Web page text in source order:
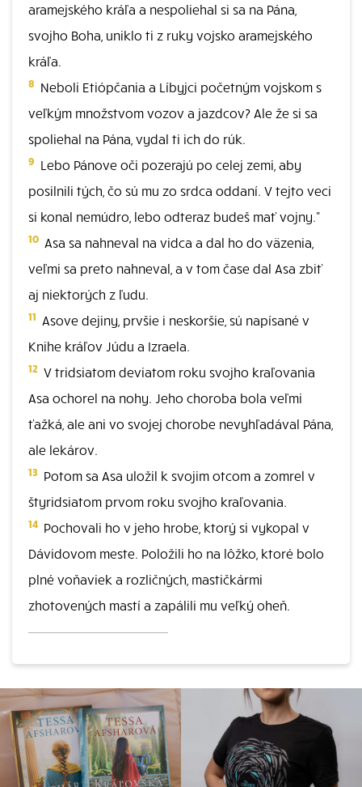
aramejského kráľa a nespoliehal si sa na Pána,
svojho Boha, uniklo ti z ruky vojsko aramejského
kráľa.
8 Neboli Etiópčania a Líbyjci početným vojskom s
veľkým množstvom vozov a jazdcov? Ale že si sa
spoliehal na Pána, vydal ti ich do rúk.
9 Lebo Pánove oči pozerajú po celej zemi, aby
posilnili tých, čo sú mu zo srdca oddaní. V tejto veci
si konal nemúdro, lebo odteraz budeš mať vojny."
10 Asa sa nahneval na vidca a dal ho do väzenia,
veľmi sa preto nahneval, a v tom čase dal Asa zbiť
aj niektorých z ľudu.
11 Asove dejiny, prvšie i neskoršie, sú napísané v
Knihe kráľov Júdu a Izraela.
12 V tridsiatom deviatom roku svojho kraľovania
Asa ochorel na nohy. Jeho choroba bola veľmi
ťažká, ale ani vo svojej chorobe nevyhľadával Pána,
ale lekárov.
13 Potom sa Asa uložil k svojim otcom a zomrel v
štyridsiatom prvom roku svojho kraľovania.
14 Pochovali ho v jeho hrobe, ktorý si vykopal v
Dávidovom meste. Položili ho na lôžko, ktoré bolo
plné voňaviek a rozličných, mastičkármi
zhotovených mastí a zapálili mu veľký oheň.